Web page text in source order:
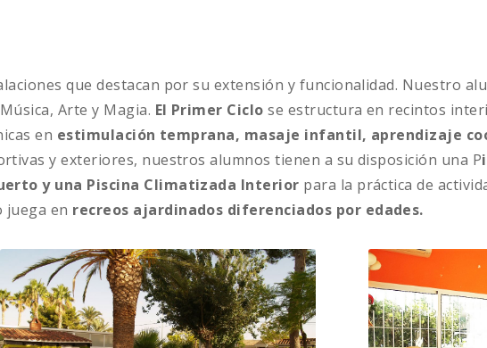
que destacan por su extensión y funcionalidad. Nuestro
Arte y Magia. El Primer Ciclo se estructura en recintos
en estimulación temprana, masaje infantil, aprendizaje
y exteriores, nuestros alumnos tienen a su disposición una P
y una Piscina Climatizada Interior para la práctica de
juega en recreos ajardinados diferenciados por edades.